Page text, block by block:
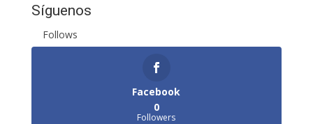
Síguenos
Follows
Facebook
0
Followers